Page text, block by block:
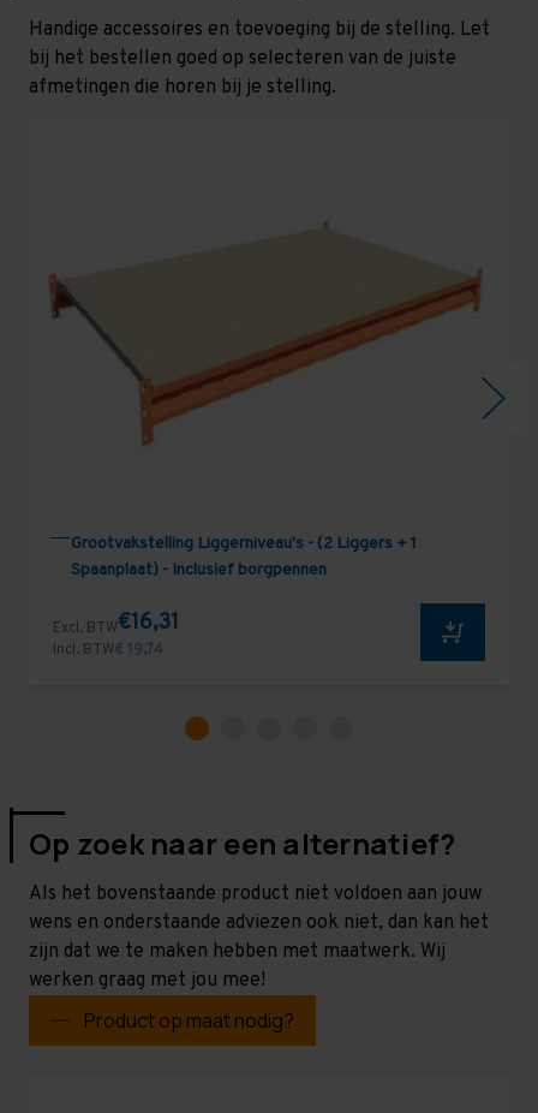
Handige accessoires en toevoeging bij de stelling. Let
bij het bestellen goed op selecteren van de juiste
afmetingen die horen bij je stelling.
Grootvakstelling Liggerniveau's - (2 Liggers + 1
Spaanplaat) - Inclusief borgpennen
Excl. BTW€16,31
Incl. BTW€ 19,74
Op zoek naar een alternatief?
Als het bovenstaande product niet voldoen aan jouw
wens en onderstaande adviezen ook niet, dan kan het
zijn dat we te maken hebben met maatwerk. Wij
werken graag met jou mee!
Product op maat nodig?